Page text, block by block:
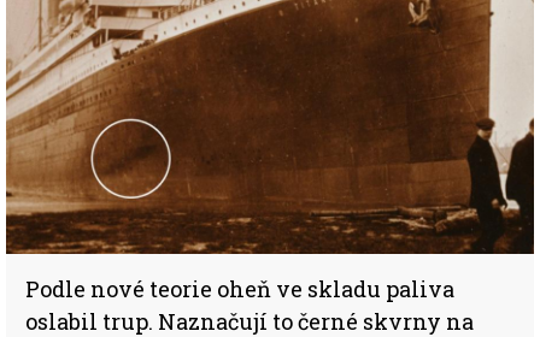
Podle nové teorie oheň ve skladu paliva
oslabil trup. Naznačují to černé skvrny na